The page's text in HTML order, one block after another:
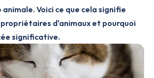
Voici ce que cela signifie
d'animaux et pourquoi
significative.